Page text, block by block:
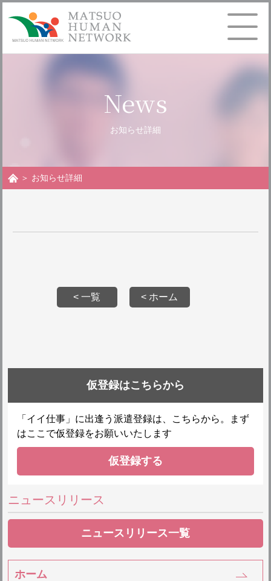
お問い合わせ
News
お知らせ詳細
＞ お知らせ詳細
< 一覧 < ホーム
仮登録はこちらから
「イイ仕事」に出逢う派遣登録は、こちらから。まず
はここで仮登録をお願いいたします
仮登録する
ニュースリリース
ニュースリリース一覧
ホーム